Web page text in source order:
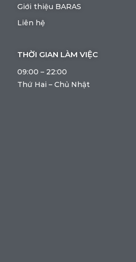
Giới thiệu BARAS
Liên hệ
THỜI GIAN LÀM VIỆC
09:00 – 22:00
Thứ Hai – Chủ Nhật